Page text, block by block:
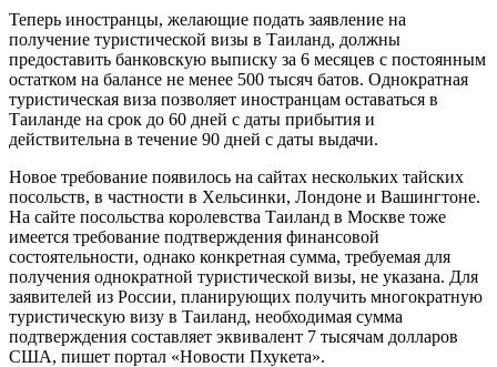
Теперь иностранцы, желающие подать заявление на
получение туристической визы в Таиланд, должны
предоставить банковскую выписку за 6 месяцев с постоянным
остатком на балансе не менее 500 тысяч батов. Однократная
туристическая виза позволяет иностранцам оставаться в
Таиланде на срок до 60 дней с даты прибытия и
действительна в течение 90 дней с даты выдачи.
Новое требование появилось на сайтах нескольких тайских
посольств, в частности в Хельсинки, Лондоне и Вашингтоне.
На сайте посольства королевства Таиланд в Москве тоже
имеется требование подтверждения финансовой
состоятельности, однако конкретная сумма, требуемая для
получения однократной туристической визы, не указана. Для
заявителей из России, планирующих получить многократную
туристическую визу в Таиланд, необходимая сумма
подтверждения составляет эквивалент 7 тысячам долларов
США, пишет портал «Новости Пхукета».